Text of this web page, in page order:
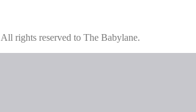
All rights reserved to The Babylane.